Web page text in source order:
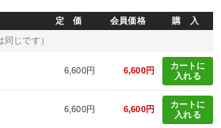
定 価 会員価格 購 入
同じです）
6,600円 6,600円
カートに
入れる
6,600円 6,600円
カートに
入れる